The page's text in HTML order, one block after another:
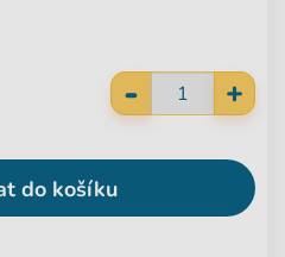
- +
do košíku